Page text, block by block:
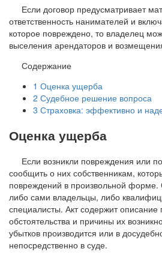
Если договор предусматривает
ответственность нанимателей и
которое повреждено, то владелец
выселения арендаторов и
Содержание
1 Оценка ущерба
2 Судебное решение вопроса
3 Страховка: эффективно и
Оценка ущерба
Если возникли повреждения или
сообщить о них собственникам,
повреждений в произвольной
либо сами владельцы, либо
специалисты. Акт содержит описание
обстоятельства и причины их
убытков производится или в
непосредственно в суде.